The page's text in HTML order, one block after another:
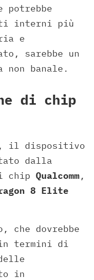
potrebbe
interni più
e
sarebbe un
banale.
di chip
il dispositivo
dalla
chip Qualcomm,
8 Elite
che dovrebbe
termini di
in